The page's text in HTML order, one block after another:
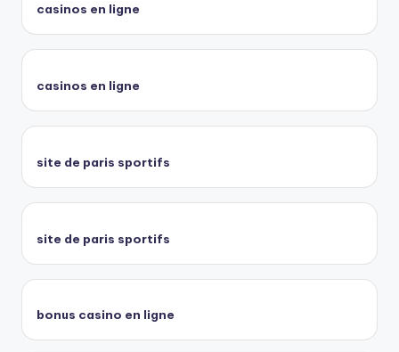
casinos en ligne
casinos en ligne
site de paris sportifs
site de paris sportifs
bonus casino en ligne